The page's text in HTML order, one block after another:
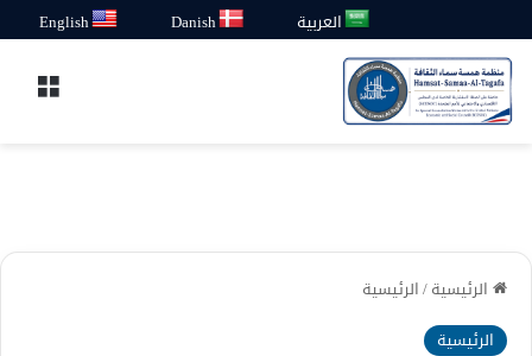
العربية Danish
English
الرئيسية/الرئيسية
الرئيسية